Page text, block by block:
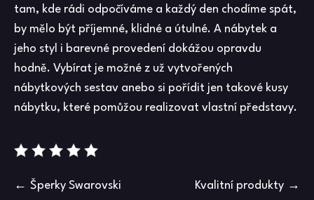
tam, kde rádi odpočíváme a každý den chodíme spát,
by mělo být příjemné, klidné a útulné. A nábytek a
jeho styl i barevné provedení dokážou opravdu
hodně. Vybírat je možné z už vytvořených
nábytkových sestav anebo si pořídit jen takové kusy
nábytku, které pomůžou realizovat vlastní představy.
Navigace
Šperky Swarovski Kvalitní produkty